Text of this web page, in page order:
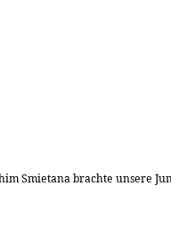
Smietana brachte unsere